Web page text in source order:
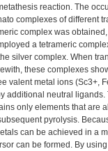
reaction. The
complexes of different
complex was
a tetrameric
silver complex. When
these complexes
valent metal ions (Sc3+,
additional neutral
only elements that are
pyrolysis.
can be achieved in a
can be formed. By